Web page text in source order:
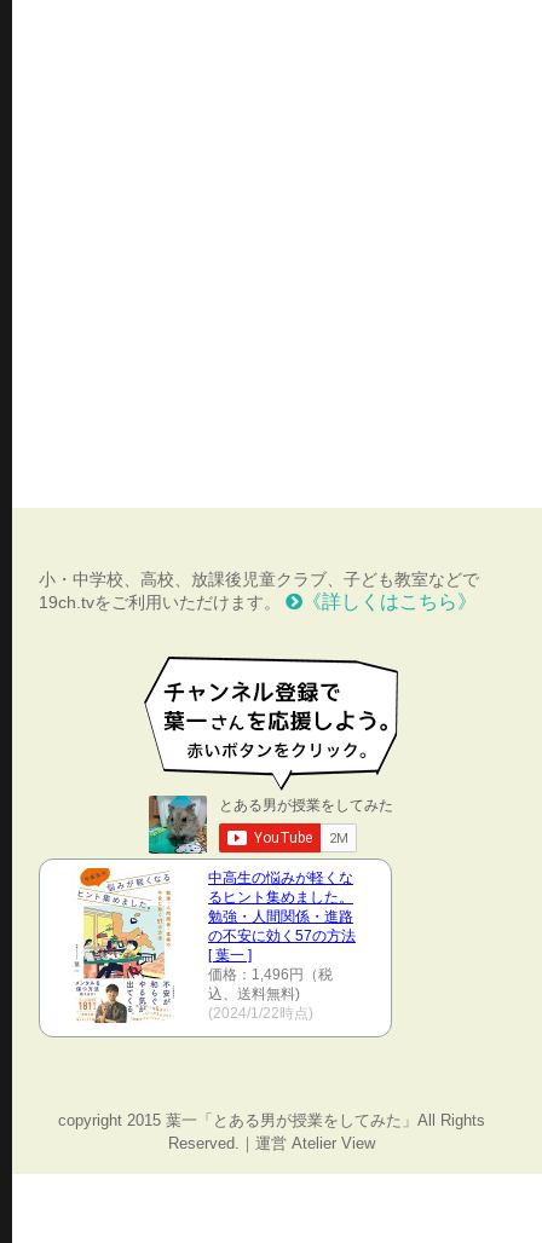
小・中学校、高校、放課後児童クラブ、子ども教室などで
19ch.tvをご利用いただけます。
《詳しくはこちら》
中高生の悩みが軽くな
るヒント集めました。
勉強・人間関係・進路
の不安に効く57の方法
[ 葉一 ]
価格：1,496円（税
込、送料無料)
(2024/1/22時点)
copyright 2015 葉一「とある男が授業をしてみた」All Rights
Reserved.｜運営 Atelier View